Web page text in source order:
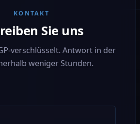
unten.
KONTAKT
Sie uns
verschlüsselt. Antwort in der
weniger Stunden.